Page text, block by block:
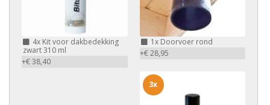
4x Kit voor dakbedekking
zwart 310 ml
+€ 38,40
1xDoorvoer rond
+€ 28,95
3x